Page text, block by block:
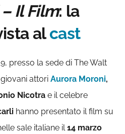
Il Film: la
alcast
presso la sede di The Walt
giovani attoriAurora Moroni,
Nicotra e il celebre
hanno presentato il film su
sale italiane il14 marzo